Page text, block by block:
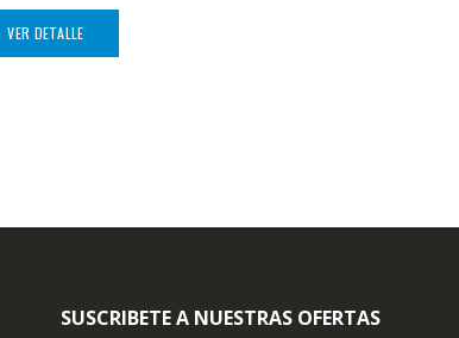
VER DETALLE
SUSCRIBETE A NUESTRAS OFERTAS